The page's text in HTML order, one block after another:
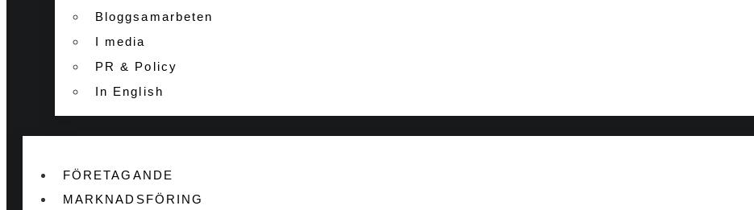
Bloggsamarbeten
I media
PR & Policy
In English
FÖRETAGANDE
MARKNADSFÖRING